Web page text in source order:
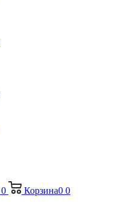
0 Корзина0 0